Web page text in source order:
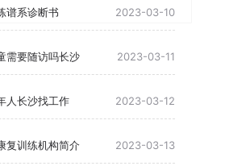
谱系诊断书 2023-03-10
需要随访吗长沙 2023-03-11
人长沙找工作 2023-03-12
复训练机构简介 2023-03-13